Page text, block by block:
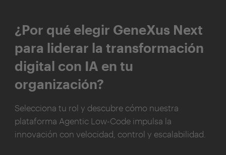
¿Por qué elegir GeneXus Next
para liderar la transformación
digital con IA en tu
organización?
Selecciona tu rol y descubre cómo nuestra
plataforma Agentic Low-Code impulsa la
innovación con velocidad, control y escalabilidad.